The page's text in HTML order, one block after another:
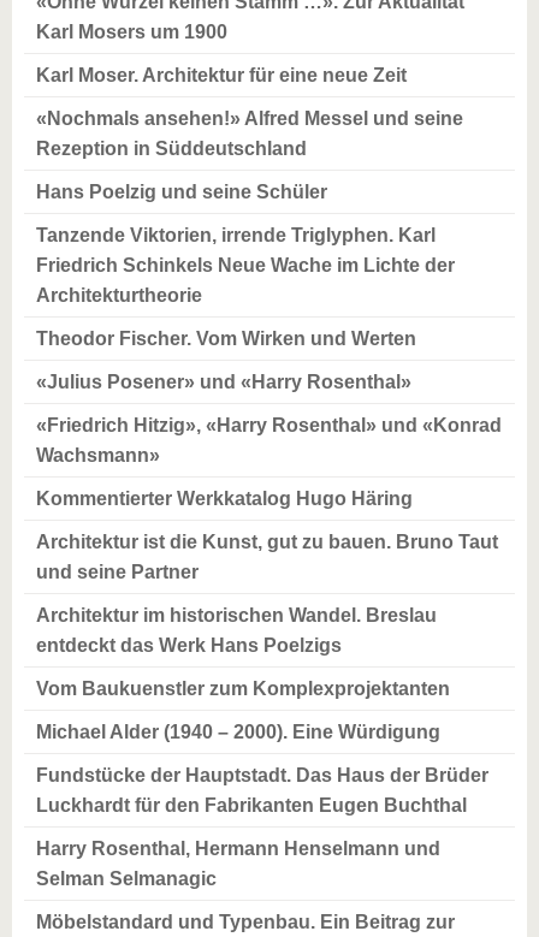
Karl Mosers um 1900
Karl Moser. Architektur für eine neue Zeit
«Nochmals ansehen!» Alfred Messel und seine
Rezeption in Süddeutschland
Hans Poelzig und seine Schüler
Tanzende Viktorien, irrende Triglyphen. Karl
Friedrich Schinkels Neue Wache im Lichte der
Architekturtheorie
Theodor Fischer. Vom Wirken und Werten
«Julius Posener» und «Harry Rosenthal»
«Friedrich Hitzig», «Harry Rosenthal» und «Konrad
Wachsmann»
Kommentierter Werkkatalog Hugo Häring
Architektur ist die Kunst, gut zu bauen. Bruno Taut
und seine Partner
Architektur im historischen Wandel. Breslau
entdeckt das Werk Hans Poelzigs
Vom Baukuenstler zum Komplexprojektanten
Michael Alder (1940 – 2000). Eine Würdigung
Fundstücke der Hauptstadt. Das Haus der Brüder
Luckhardt für den Fabrikanten Eugen Buchthal
Harry Rosenthal, Hermann Henselmann und
Selman Selmanagic
Möbelstandard und Typenbau. Ein Beitrag zur